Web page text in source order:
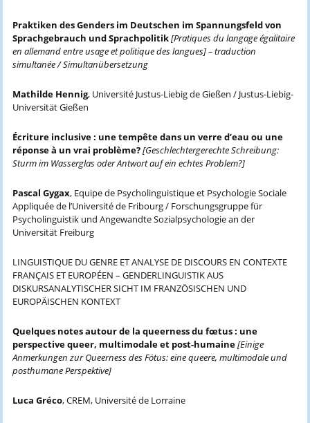
Praktiken des Genders im Deutschen im Spannungsfeld von
Sprachgebrauch und Sprachpolitik[Pratiques du langage égalitaire
en allemand entre usage et politique des langues] – traduction
simultanée / Simultanübersetzung
Mathilde Hennig, Université Justus-Liebig de Gießen / Justus-Liebig-
Universität Gießen
Écriture inclusive : une tempête dans un verre d’eau ou une
réponse à un vrai problème?[Geschlechtergerechte Schreibung:
Sturm im Wasserglas oder Antwort auf ein echtes Problem?]
Pascal Gygax, Equipe de Psycholinguistique et Psychologie Sociale
Appliquée de l’Université de Fribourg / Forschungsgruppe für
Psycholinguistik und Angewandte Sozialpsychologie an der
Universität Freiburg
LINGUISTIQUE DU GENRE ET ANALYSE DE DISCOURS EN CONTEXTE
FRANÇAIS ET EUROPÉEN – GENDERLINGUISTIK AUS
DISKURSANALYTISCHER SICHT IM FRANZÖSISCHEN UND
EUROPÄISCHEN KONTEXT
Quelques notes autour de la queerness du fœtus : une
perspective queer, multimodale et post-humaine[Einige
Anmerkungen zur Queerness des Fötus: eine queere, multimodale und
posthumane Perspektive]
Luca Gréco, CREM, Université de Lorraine